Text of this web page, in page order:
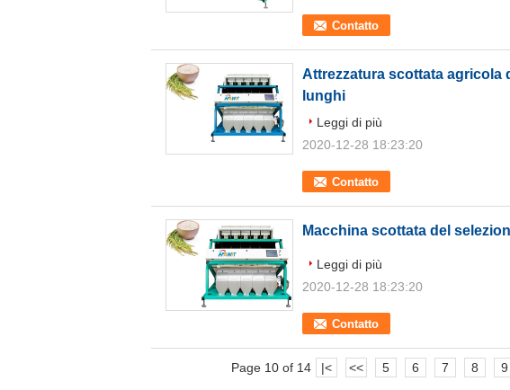
Contatto
Attrezzatura scottata agricola
lunghi
Contatto
Leggi di più
2020-12-28 18:23:20
Macchina scottata del
Contatto
Leggi di più
2020-12-28 18:23:20
Page 10 of 14 |< << 5 6 7 8 9